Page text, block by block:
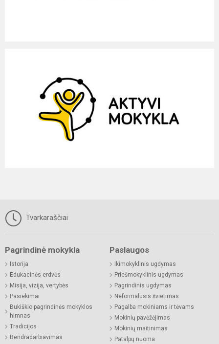
Tvarkaraščiai
Pagrindinė mokykla
Istorija
Edukacinės erdvės
Misija, vizija, vertybės
Pasiekimai
Bukiškio pagrindinės mokyklos
himnas
Tradicijos
Bendradarbiavimas
Paslaugos
Ikimokyklinis ugdymas
Priešmokyklinis ugdymas
Pagrindinis ugdymas
Neformalusis švietimas
Pagalba mokiniams ir tėvams
Mokinių pavėžėjimas
Mokinių maitinimas
Patalpų nuoma